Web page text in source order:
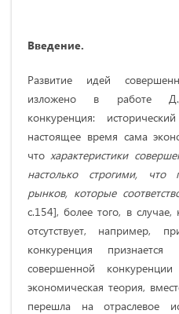
Введение.
Развитие идей
изложено в работе
конкуренция:
настоящее время сама
что характеристики
настолько строгими, что
рынков, которые
с.154], более того, в
отсутствует, например,
конкуренция признается
совершенной
экономическая теория,
перешла на отраслевое